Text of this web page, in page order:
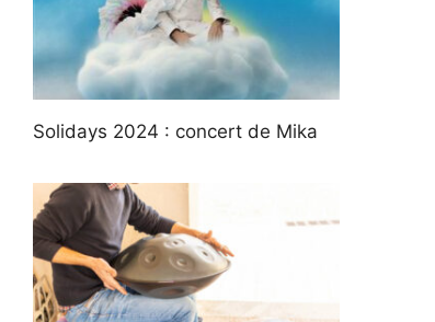
Solidays 2024 : concert de Mika